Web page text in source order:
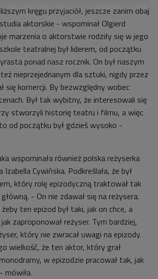
kręgu przyjaciół, jeszcze zanim obaj
aktorskie - wspominał Olgierd
marzenia o aktorstwie rodziły się w jego
teatralnej był liderem, od początku
ponad nasz rocznik. On był naszym
nieprzejednanym dla sztuki, nigdy przez
się komercji. By bezwzględny wobec
Był tak wybitny, że interesowali się
stworzyli historię teatru i filmu, a więc
od początku był gdzieś wysoko -
wspominała również polska reżyserka
Cywińska. Podkreślała, że był
który rolę epizodyczną traktował tak
- On nie zdawał się na reżysera.
ten epizod był taki, jak on chce, a
zaproponował reżyser. Tym bardziej,
który nie zwracał uwagi na epizody.
wielkość, że ten aktor, który grał
w epizodzie pracował tak, jak
mówiła.